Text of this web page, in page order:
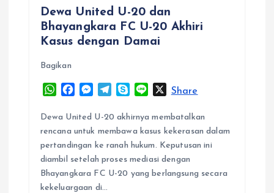
Dewa United U-20 dan
Bhayangkara FC U-20 Akhiri
Kasus dengan Damai
Bagikan
W
a
t
s
A
p
p
c
e
b
o
o
M
s
s
e
n
g
l
e
g
r
a
y
p
e
n
e
XShare
Dewa United U-20 akhirnya membatalkan
rencana untuk membawa kasus kekerasan dalam
pertandingan ke ranah hukum. Keputusan ini
diambil setelah proses mediasi dengan
Bhayangkara FC U-20 yang berlangsung secara
kekeluargaan di…